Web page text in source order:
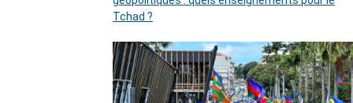
Tchad ?